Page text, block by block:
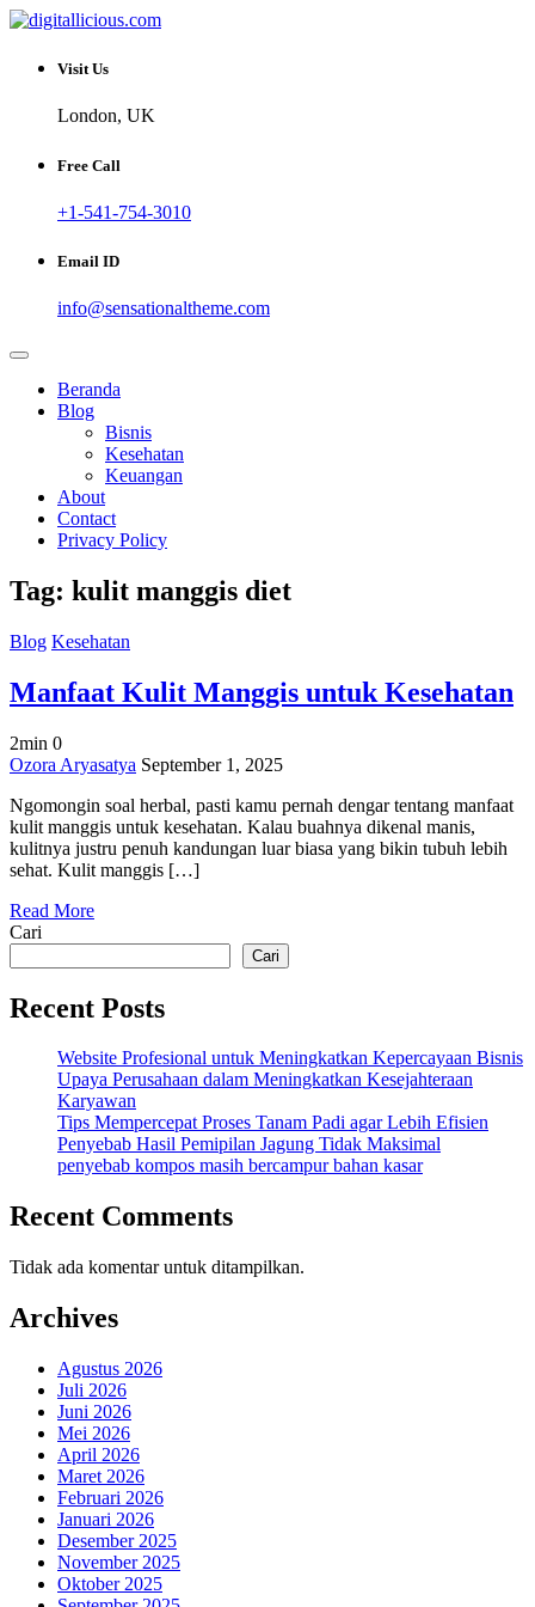
Skip
content
digitallicious.com
Sharing Digital Information
Visit Us
London, UK
Free Call
+1-541-754-3010
Email ID
info@sensationaltheme.com
Beranda
Blog
Bisnis
Kesehatan
Keuangan
About
Contact
Privacy Policy
Tag: kulit manggis diet
Blog Kesehatan
Manfaat Kulit Manggis untuk Kesehatan
2min 0
on
Kulit
Manggis
untuk
Kesehatan
Ozora Aryasatya September 1, 2025
Ngomongin soal herbal, pasti kamu pernah dengar tentang manfaat
kulit manggis untuk kesehatan. Kalau buahnya dikenal manis,
kulitnya justru penuh kandungan luar biasa yang bikin tubuh lebih
sehat. Kulit manggis […]
Read More
Cari
Cari
Recent Posts
Website Profesional untuk Meningkatkan Kepercayaan Bisnis
Upaya Perusahaan dalam Meningkatkan Kesejahteraan
Karyawan
Tips Mempercepat Proses Tanam Padi agar Lebih Efisien
Penyebab Hasil Pemipilan Jagung Tidak Maksimal
penyebab kompos masih bercampur bahan kasar
Recent Comments
Tidak ada komentar untuk ditampilkan.
Archives
Agustus 2026
Juli 2026
Juni 2026
Mei 2026
April 2026
Maret 2026
Februari 2026
Januari 2026
Desember 2025
November 2025
Oktober 2025